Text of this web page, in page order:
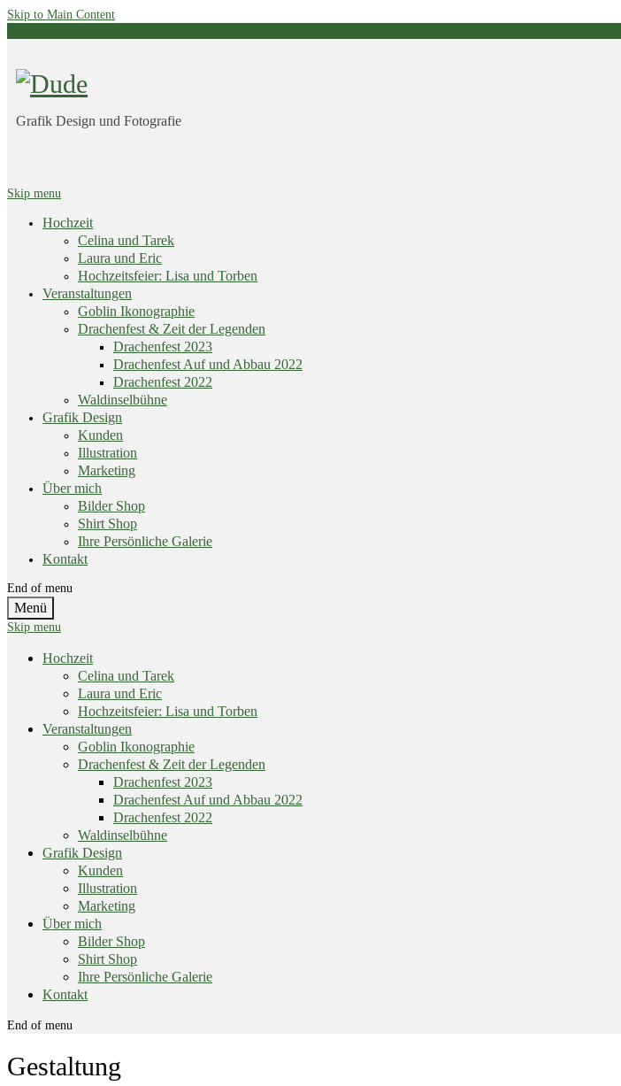
Skip to Main Content
Grafik Design und Fotografie
Skip menu
Hochzeit
Celina und Tarek
Laura und Eric
Hochzeitsfeier: Lisa und Torben
Veranstaltungen
Goblin Ikonographie
Drachenfest & Zeit der Legenden
Drachenfest 2023
Drachenfest Auf und Abbau 2022
Drachenfest 2022
Waldinselbühne
Grafik Design
Kunden
Illustration
Marketing
Über mich
Bilder Shop
Shirt Shop
Ihre Persönliche Galerie
Kontakt
End of menu
Menü
Skip menu
Hochzeit
Celina und Tarek
Laura und Eric
Hochzeitsfeier: Lisa und Torben
Veranstaltungen
Goblin Ikonographie
Drachenfest & Zeit der Legenden
Drachenfest 2023
Drachenfest Auf und Abbau 2022
Drachenfest 2022
Waldinselbühne
Grafik Design
Kunden
Illustration
Marketing
Über mich
Bilder Shop
Shirt Shop
Ihre Persönliche Galerie
Kontakt
End of menu
Gestaltung